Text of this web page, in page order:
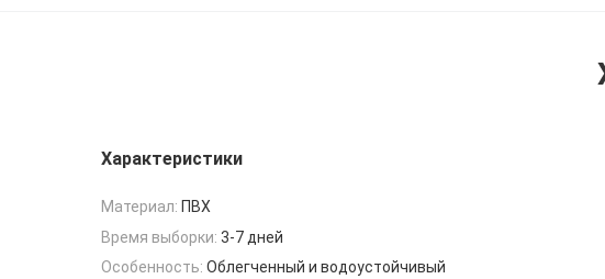
Характеристики
Материал: ПВХ
Время выборки: 3-7 дней
Особенность: Облегченный и водоустойчивый